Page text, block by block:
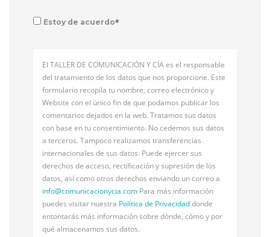
Estoy de acuerdo*
El TALLER DE COMUNICACIÓN Y CÍA es el responsable
del tratamiento de los datos que nos proporcione. Este
formulario recopila tu nombre, correo electrónico y
Website con el único fin de que podamos publicar los
comentarios dejados en la web. Tratamos sus datos
con base en tu consentimiento. No cedemos sus datos
a terceros. Tampoco realizamos transferencias
internacionales de sus datos. Puede ejercer sus
derechos de acceso, rectificación y supresión de los
datos, así como otros derechos enviando un correo a
info@comunicacionycia.com Para más información
puedes visitar nuestra Política de Privacidaddonde
entontarás más información sobre dónde, cómo y por
qué almacenamos sus datos.